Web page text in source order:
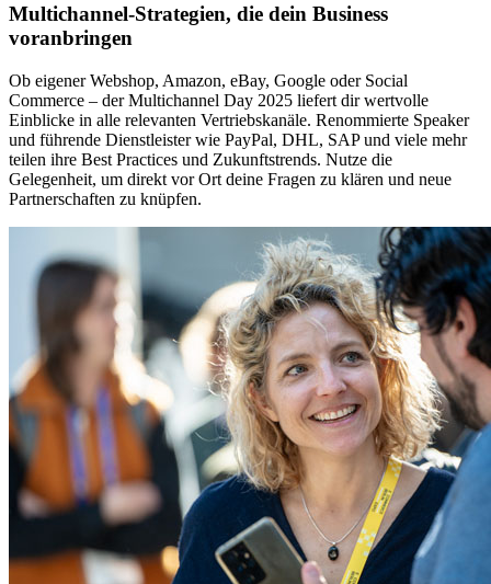
Multichannel-Strategien, die dein Business
voranbringen
Ob eigener Webshop, Amazon, eBay, Google oder Social
Commerce – der Multichannel Day 2025 liefert dir wertvolle
Einblicke in alle relevanten Vertriebskanäle. Renommierte Speaker
und führende Dienstleister wie PayPal, DHL, SAP und viele mehr
teilen ihre Best Practices und Zukunftstrends. Nutze die
Gelegenheit, um direkt vor Ort deine Fragen zu klären und neue
Partnerschaften zu knüpfen.